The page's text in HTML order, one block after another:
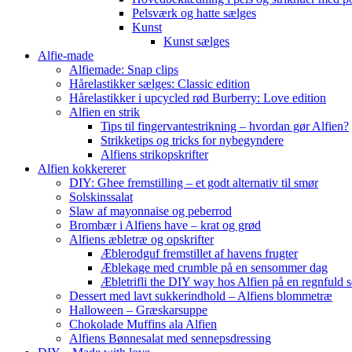
Pelsværk og hatte sælges
Kunst
Kunst sælges
Alfie-made
Alfiemade: Snap clips
Hårelastikker sælges: Classic edition
Hårelastikker i upcycled rød Burberry: Love edition
Alfien en strik
Tips til fingervantestrikning – hvordan gør Alfien?
Strikketips og tricks for nybegyndere
Alfiens strikopskrifter
Alfien kokkererer
DIY: Ghee fremstilling – et godt alternativ til smør
Solskinssalat
Slaw af mayonnaise og peberrod
Brombær i Alfiens have – krat og grød
Alfiens æbletræ og opskrifter
Æblerodguf fremstillet af havens frugter
Æblekage med crumble på en sensommer dag
Æbletrifli the DIY way hos Alfien på en regnfuld
Dessert med lavt sukkerindhold – Alfiens blommetræ
Halloween – Græskarsuppe
Chokolade Muffins ala Alfien
Alfiens Bønnesalat med sennepsdressing